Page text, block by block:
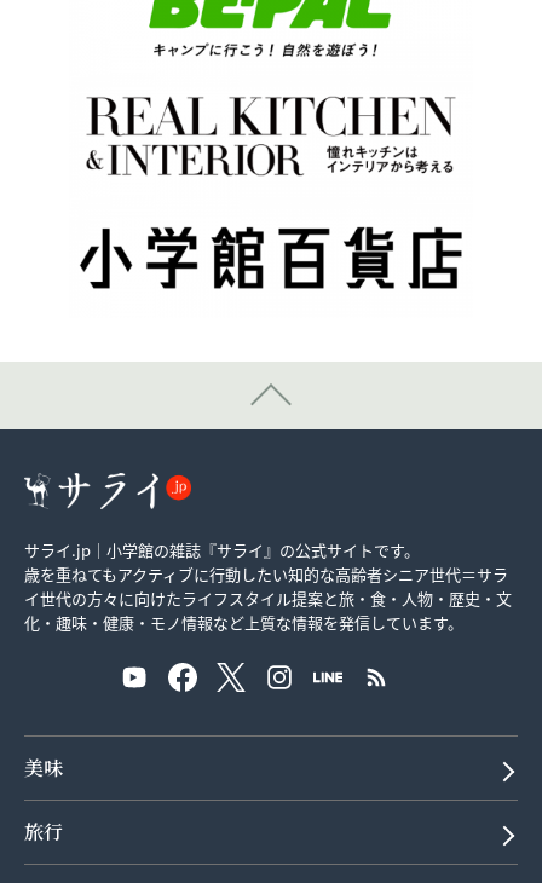
サライ.jp｜小学館の雑誌『サライ』の公式サイトです。
歳を重ねてもアクティブに行動したい知的な高齢者シニア世代＝サラ
イ世代の方々に向けたライフスタイル提案と旅・食・人物・歴史・文
化・趣味・健康・モノ情報など上質な情報を発信しています。
美味
旅行